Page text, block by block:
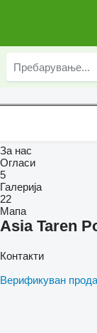
За нас
Огласи
5
Галерија
22
Мапа
Asia Taren
Контакти
Верификуван